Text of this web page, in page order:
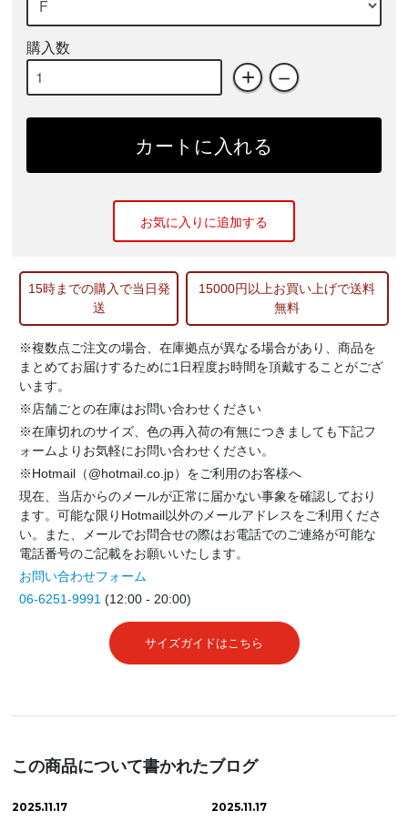
購入数
+ －
カートに入れる
お気に入りに追加する
15時までの購入で当日発
送
15000円以上お買い上げで送料
無料
※複数点ご注文の場合、在庫拠点が異なる場合があり、商品を
まとめてお届けするために1日程度お時間を頂戴することがござ
います。
※店舗ごとの在庫はお問い合わせください
※在庫切れのサイズ、色の再入荷の有無につきましても下記フ
ォームよりお気軽にお問い合わせください。
※Hotmail（@hotmail.co.jp）をご利用のお客様へ
現在、当店からのメールが正常に届かない事象を確認しており
ます。可能な限りHotmail以外のメールアドレスをご利用くださ
い。また、メールでお問合せの際はお電話でのご連絡が可能な
電話番号のご記載をお願いいたします。
お問い合わせフォーム
06-6251-9991 (12:00 - 20:00)
サイズガイドはこちら
この商品について書かれたブログ
2025.11.17 2025.11.17